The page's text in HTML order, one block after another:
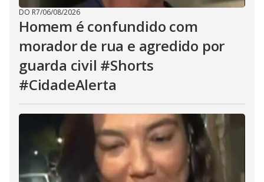
DO R7/06/08/2026
Homem é confundido com
morador de rua e agredido por
guarda civil #Shorts
#CidadeAlerta